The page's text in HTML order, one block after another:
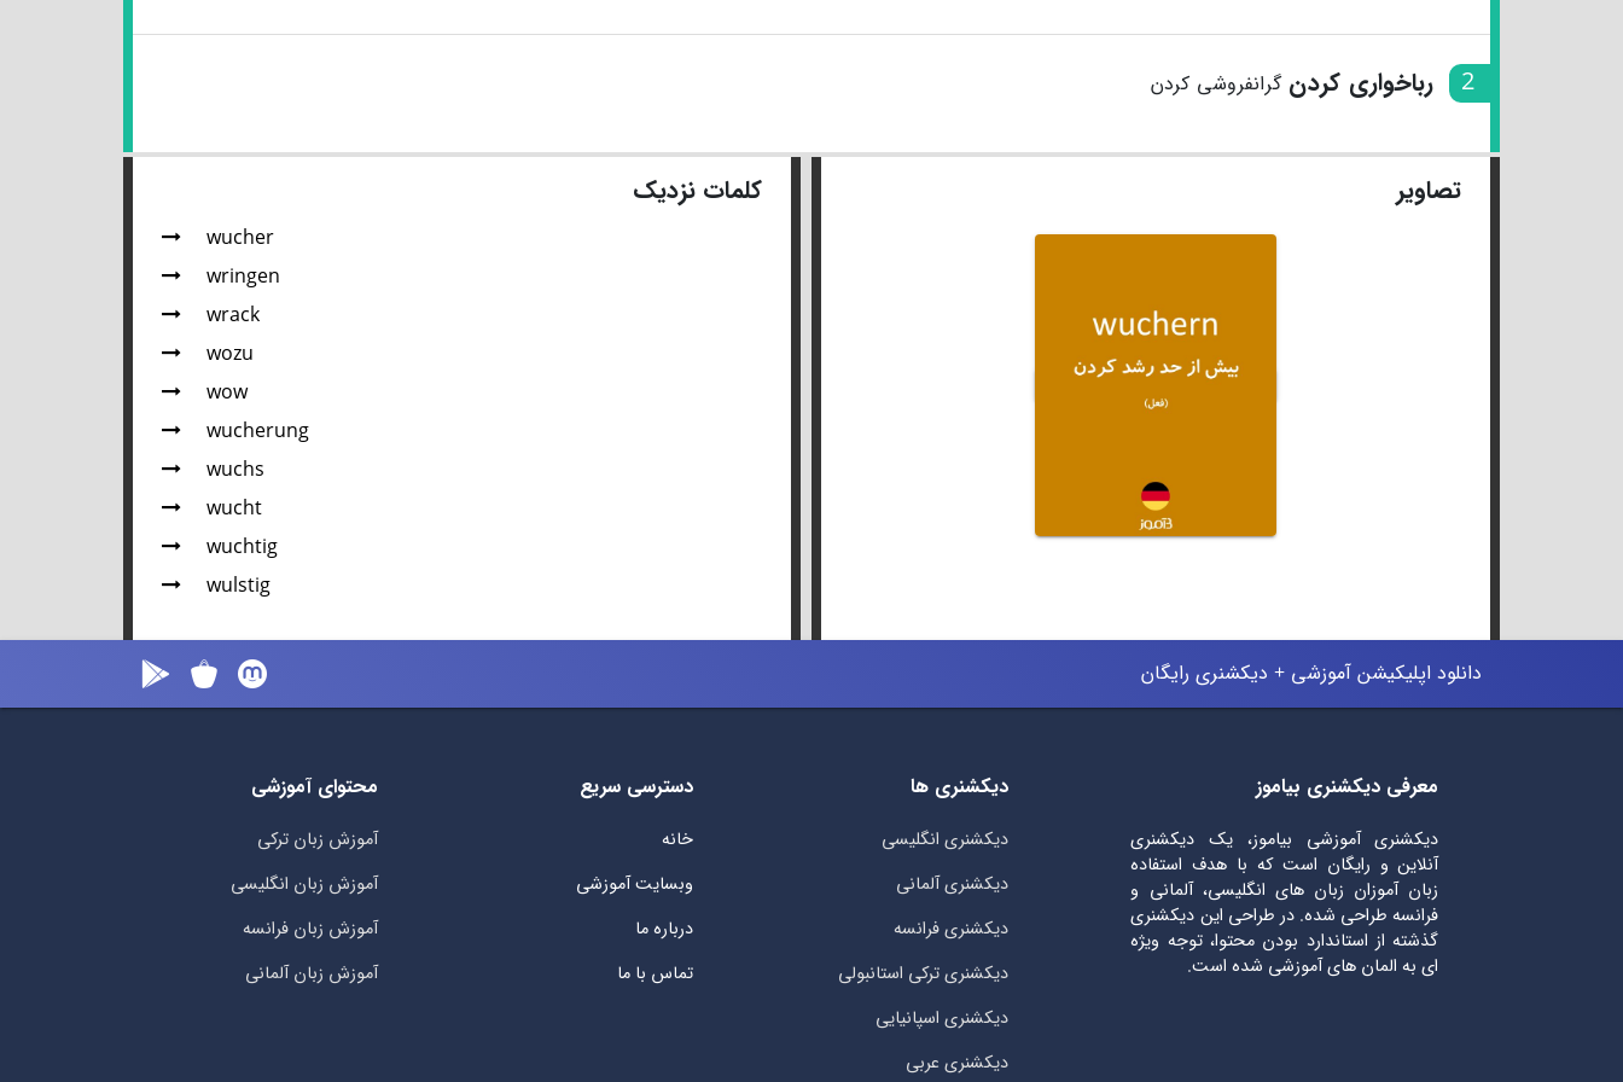
2 رباخواری کردنگرانفروشی کردن
تصاویر کلمات نزدیک
wucher
wringen
wrack
wozu
wow
wucherung
wuchs
wucht
wuchtig
wulstig
دانلود اپلیکیشن آموزشی + دیکشنری رایگان
معرفی دیکشنری بیاموز
دیکشنری آموزشی بیاموز، یک دیکشنری
آنلاین و رایگان است که با هدف استفاده
زبان آموزان زبان های انگلیسی، آلمانی و
فرانسه طراحی شده. در طراحی این دیکشنری
گذشته از استاندارد بودن محتوا، توجه ویژه
ای به المان های آموزشی شده است.
دیکشنری ها
دیکشنری انگلیسی
دیکشنری آلمانی
دیکشنری فرانسه
دیکشنری ترکی استانبولی
دیکشنری اسپانیایی
دیکشنری عربی
دسترسی سریع
خانه
وبسایت آموزشی
درباره ما
تماس با ما
محتوای آموزشی
آموزش زبان ترکی
آموزش زبان انگلیسی
آموزش زبان فرانسه
آموزش زبان آلمانی